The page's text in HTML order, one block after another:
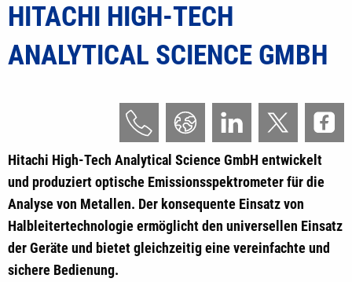
HITACHI HIGH-TECH
ANALYTICAL SCIENCE GMBH
Hitachi High-Tech Analytical Science GmbH entwickelt
und produziert optische Emissionsspektrometer für die
Analyse von Metallen. Der konsequente Einsatz von
Halbleitertechnologie ermöglicht den universellen Einsatz
der Geräte und bietet gleichzeitig eine vereinfachte und
sichere Bedienung.